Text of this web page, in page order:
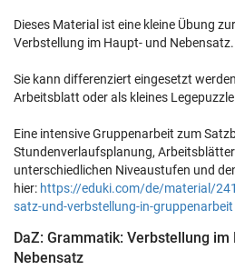
Dieses Material ist eine kleine Übung
Verbstellung im Haupt- und Nebensatz.
Sie kann differenziert eingesetzt
Arbeitsblatt oder als kleines
Eine intensive Gruppenarbeit zum
Stundenverlaufsplanung,
unterschiedlichen Niveaustufen und
hier: https://eduki.com/de/material/
satz-und-verbstellung-in-gruppenarbeit
DaZ: Grammatik: Verbstellung im
Nebensatz